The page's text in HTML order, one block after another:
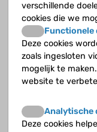
Wat doet
ziekte van Graves?
Wat is de ziekte
Wat is er precies
Wat is hashitoxicose?
verschillende
cookies die we
Functionele
Deze cookies
zoals ingesloten
mogelijk te
website te
Analytische
Deze cookies